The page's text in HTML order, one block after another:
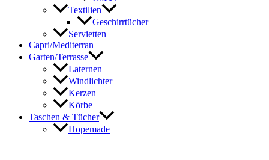
Textilien
Geschirrtücher
Servietten
Capri/Mediterran
Garten/Terrasse
Laternen
Windlichter
Kerzen
Körbe
Taschen & Tücher
Hopemade